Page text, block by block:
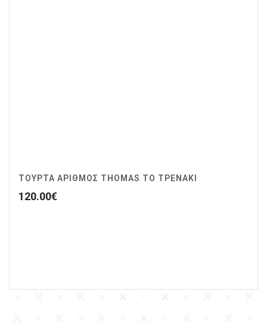
ΤΟΥΡΤΑ ΑΡΙΘΜΟΣ THOMAS ΤΟ ΤΡΕΝΑΚΙ
120.00€